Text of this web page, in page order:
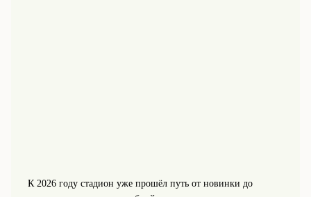
К 2026 году стадион уже прошёл путь от новинки до